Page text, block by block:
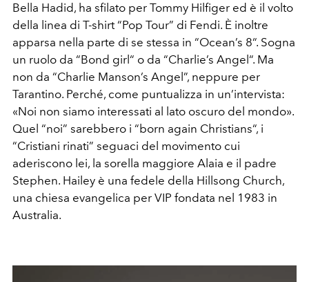
Bella Hadid, ha sfilato per Tommy Hilfiger ed è il volto
della linea di T-shirt “Pop Tour” di Fendi. È inoltre
apparsa nella parte di se stessa in “Ocean’s 8“. Sogna
un ruolo da “Bond girl“ o da “Charlie’s Angel“. Ma
non da “Charlie Manson’s Angel”, neppure per
Tarantino. Perché, come puntualizza in un’intervista:
«Noi non siamo interessati al lato oscuro del mondo».
Quel “noi” sarebbero i “born again Christians“, i
“Cristiani rinati” seguaci del movimento cui
aderiscono lei, la sorella maggiore Alaia e il padre
Stephen. Hailey è una fedele della Hillsong Church,
una chiesa evangelica per VIP fondata nel 1983 in
Australia.